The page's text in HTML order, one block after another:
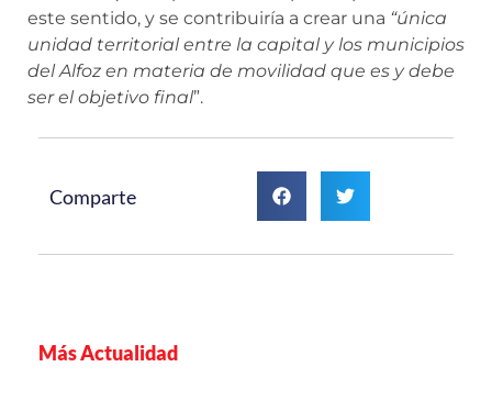
este sentido, y se contribuiría a crear una “única
unidad territorial entre la capital y los municipios
del Alfoz en materia de movilidad que es y debe
ser el objetivo final”.
Comparte
Más Actualidad